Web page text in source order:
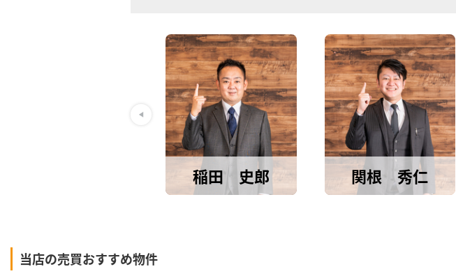
稲田 史郎 関根 秀仁
当店の売買おすすめ物件